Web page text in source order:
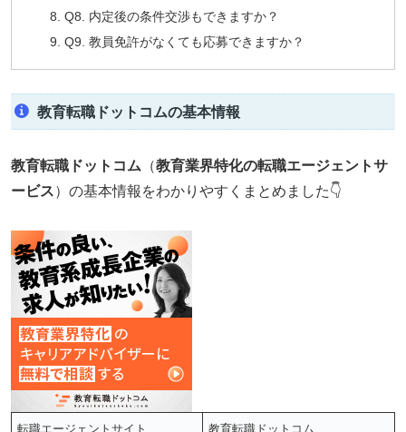
Q8. 内定後の条件交渉もできますか？
Q9. 教員免許がなくても応募できますか？
教育転職ドットコムの基本情報
教育転職ドットコム （教育業界特化の転職エージェントサ
ービス）の基本情報をわかりやすくまとめました👇
転職エージェントサイト 教育転職ドットコム